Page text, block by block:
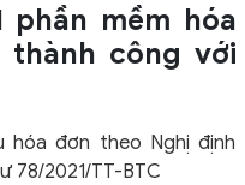
phần mềm hóa
công với
hóa đơn theo Nghị định
78/2021/TT-BTC